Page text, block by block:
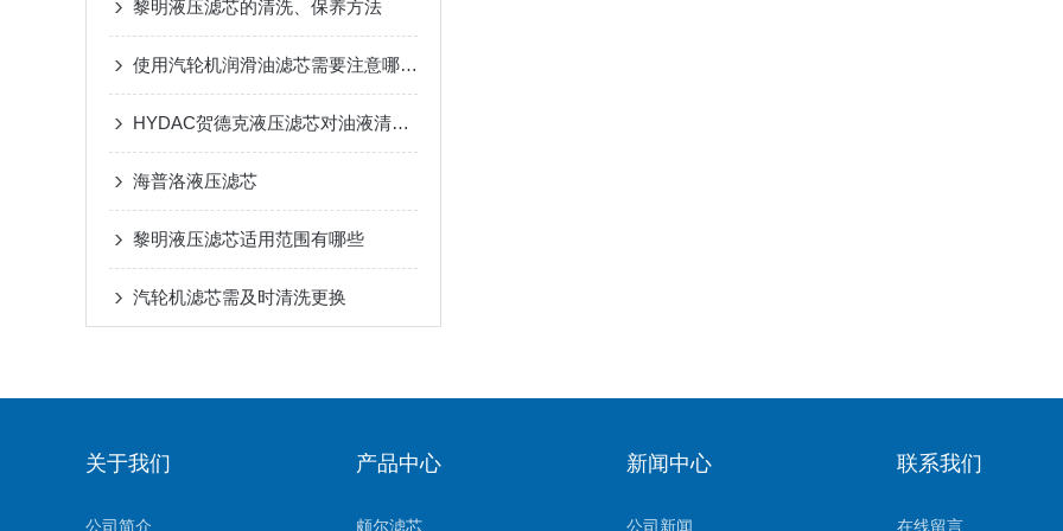
黎明液压滤芯的清洗、保养方法
使用汽轮机润滑油滤芯需要注意哪些要点？
HYDAC贺德克液压滤芯对油液清洁度的影响评估
海普洛液压滤芯
黎明液压滤芯适用范围有哪些
汽轮机滤芯需及时清洗更换
关于我们
公司简介
产品中心
颇尔滤芯
新闻中心
公司新闻
联系我们
在线留言